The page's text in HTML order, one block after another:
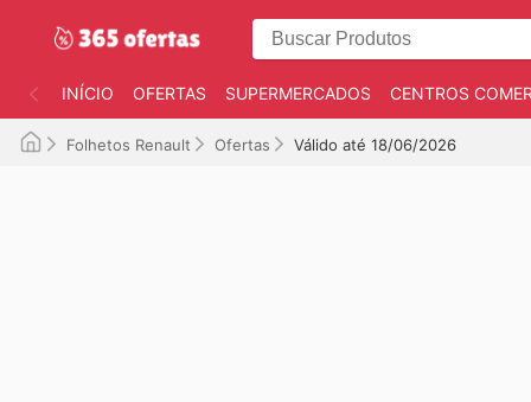
INÍCIO OFERTAS SUPERMERCADOS CENTROS
Folhetos Renault Ofertas Válido até 18/06/2026